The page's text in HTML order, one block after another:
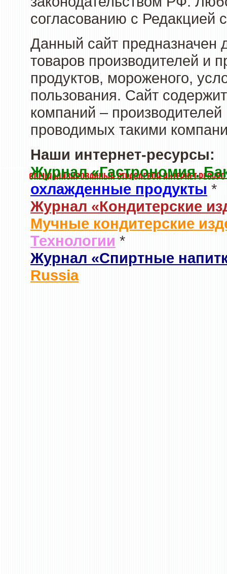
согласованию с Редакцией
Данный сайт предназначен
товаров производителей и
продуктов, мороженого,
пользования. Сайт
компаний –
проводимых такими
Наши интернет-ресурсы:
Журнал «Гастрономия.
охлажденные продукты *
Журнал «Кондитерские
Мучные кондитерские
Технологии *
Журнал «Спиртные
Russia